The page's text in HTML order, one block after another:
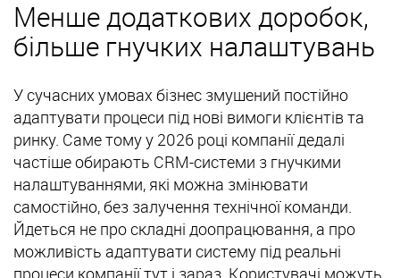
Менше додаткових доробок,
більше гнучких налаштувань
У сучасних умовах бізнес змушений постійно
адаптувати процеси під нові вимоги клієнтів та
ринку. Саме тому у 2026 році компанії дедалі
частіше обирають CRM-системи з гнучкими
налаштуваннями, які можна змінювати
самостійно, без залучення технічної команди.
Йдеться не про складні доопрацювання, а про
можливість адаптувати систему під реальні
процеси компанії тут і зараз. Користувачі можуть